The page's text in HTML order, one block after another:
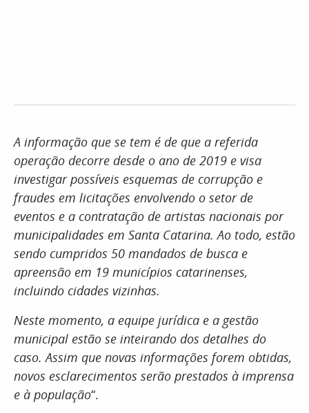
A informação que se tem é de que a referida
operação decorre desde o ano de 2019 e visa
investigar possíveis esquemas de corrupção e
fraudes em licitações envolvendo o setor de
eventos e a contratação de artistas nacionais por
municipalidades em Santa Catarina. Ao todo, estão
sendo cumpridos 50 mandados de busca e
apreensão em 19 municípios catarinenses,
incluindo cidades vizinhas.
Neste momento, a equipe jurídica e a gestão
municipal estão se inteirando dos detalhes do
caso. Assim que novas informações forem obtidas,
novos esclarecimentos serão prestados à imprensa
e à população“.